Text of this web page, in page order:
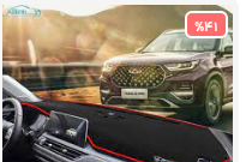
%41